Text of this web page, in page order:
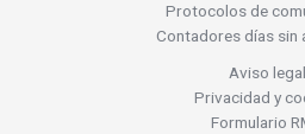
Protocolos de
Contadores días sin
Aviso legal
Privacidad y
Formulario